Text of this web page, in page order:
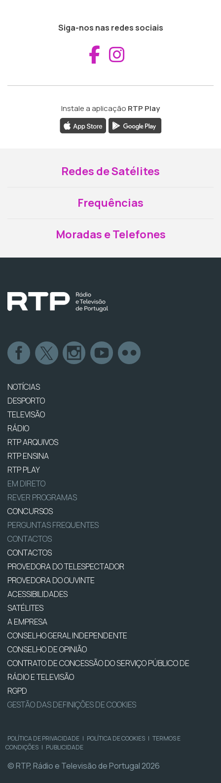
Siga-nos nas redes sociais
Aceder ao
Instale a aplicação RTP Play
Redes de Satélites
Frequências
Moradas e Telefones
NOTÍCIAS
DESPORTO
TELEVISÃO
RÁDIO
RTP ARQUIVOS
RTP ENSINA
RTP PLAY
EM DIRETO
REVER PROGRAMAS
CONCURSOS
PERGUNTAS FREQUENTES
CONTACTOS
CONTACTOS
PROVEDORA DO TELESPECTADOR
PROVEDORA DO OUVINTE
ACESSIBILIDADES
SATÉLITES
A EMPRESA
CONSELHO GERAL INDEPENDENTE
CONSELHO DE OPINIÃO
CONTRATO DE CONCESSÃO DO SERVIÇO PÚBLICO DE
RÁDIO E TELEVISÃO
RGPD
GESTÃO DAS DEFINIÇÕES DE COOKIES
POLÍTICA DE PRIVACIDADE | POLÍTICA DE COOKIES | TERMOS E
CONDIÇÕES | PUBLICIDADE
© RTP, Rádio e Televisão de Portugal 2026